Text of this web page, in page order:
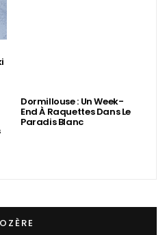
Dormillouse : Un Week-
End À Raquettes Dans Le
Paradis Blanc